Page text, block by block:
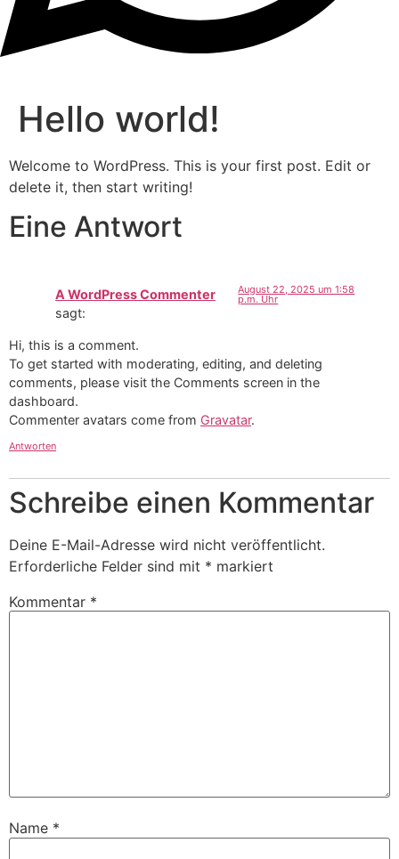
Hello world!
Welcome to WordPress. This is your first post. Edit or
delete it, then start writing!
Eine Antwort
A WordPress Commenter
sagt:
August 22, 2025 um 1:58
p.m. Uhr
Hi, this is a comment.
To get started with moderating, editing, and deleting
comments, please visit the Comments screen in the
dashboard.
Commenter avatars come from Gravatar.
Antworten
Schreibe einen Kommentar
Deine E-Mail-Adresse wird nicht veröffentlicht.
Erforderliche Felder sind mit * markiert
Kommentar *
Name *